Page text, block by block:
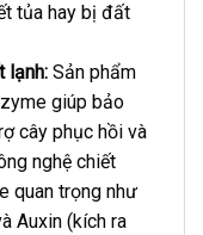
tủa hay bị đất
lạnh: Sản phẩm
giúp bảo
cây phục hồi và
nghệ chiết
quan trọng như
Auxin (kích ra